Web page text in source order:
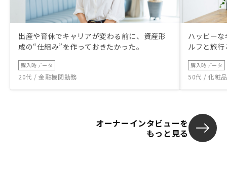
出産や育休でキャリアが変わる前に、資産形
成の“仕組み”を作っておきたかった。
購入時データ
20代 / 金融機関勤務
ハッピー
ルフと旅
購入時データ
50代 / 化粧
オーナーインタビューを
もっと見る